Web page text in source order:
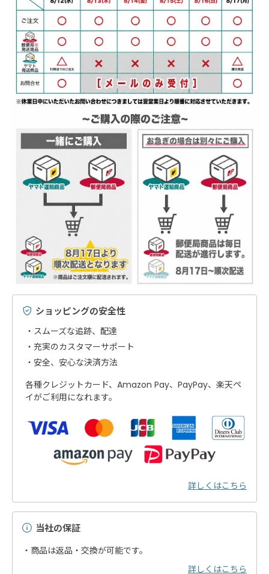
ショッピングの安全性
スムーズな追跡、配達
充実のカスタマーサポート
安全、安心な決済方法
各種クレジットカード、Amazon Pay、PayPay、楽天ペ
イがご利用になれます。
詳しくはこちら
当社の保証
・商品は返品・交換が可能です。
詳しくはこちら